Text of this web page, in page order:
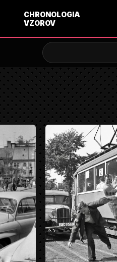
CHRONOLOGIA
VZOROV